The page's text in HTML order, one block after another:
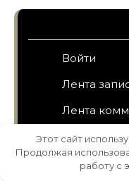
Войти
Лента
Лента
Этот сайт
Продолжая
работу с